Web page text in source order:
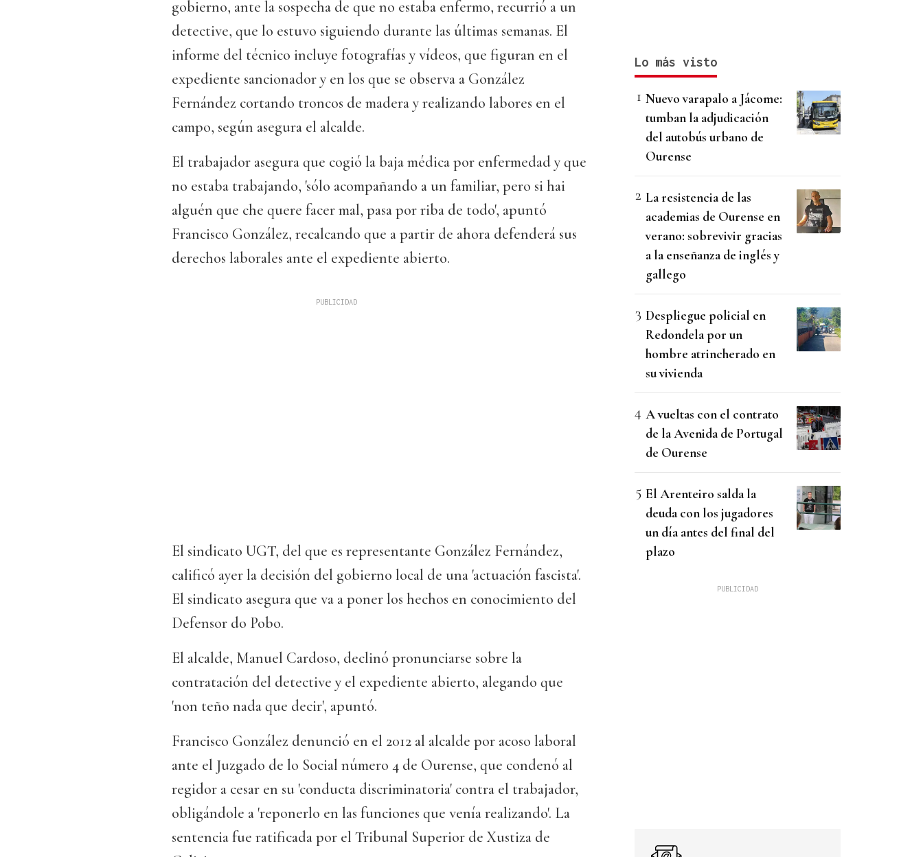
gobierno, ante la sospecha de que no estaba enfermo, recurrió a un
detective, que lo estuvo siguiendo durante las últimas semanas. El
informe del técnico incluye fotografías y vídeos, que figuran en el
expediente sancionador y en los que se observa a González
Fernández cortando troncos de madera y realizando labores en el
campo, según asegura el alcalde.
El trabajador asegura que cogió la baja médica por enfermedad y que
no estaba trabajando, 'sólo acompañando a un familiar, pero si hai
alguén que che quere facer mal, pasa por riba de todo', apuntó
Francisco González, recalcando que a partir de ahora defenderá sus
derechos laborales ante el expediente abierto.
El sindicato UGT, del que es representante González Fernández,
calificó ayer la decisión del gobierno local de una 'actuación fascista'.
El sindicato asegura que va a poner los hechos en conocimiento del
Defensor do Pobo.
El alcalde, Manuel Cardoso, declinó pronunciarse sobre la
contratación del detective y el expediente abierto, alegando que
'non teño nada que decir', apuntó.
Francisco González denunció en el 2012 al alcalde por acoso laboral
ante el Juzgado de lo Social número 4 de Ourense, que condenó al
regidor a cesar en su 'conducta discriminatoria' contra el trabajador,
obligándole a 'reponerlo en las funciones que venía realizando'. La
sentencia fue ratificada por el Tribunal Superior de Xustiza de
Lo más visto
Nuevo varapalo a Jácome:
tumban la adjudicación
del autobús urbano de
Ourense
La resistencia de las
academias de Ourense en
verano: sobrevivir gracias
a la enseñanza de inglés y
gallego
Despliegue policial en
Redondela por un
hombre atrincherado en
su vivienda
A vueltas con el contrato
de la Avenida de Portugal
de Ourense
El Arenteiro salda la
deuda con los jugadores
un día antes del final del
plazo